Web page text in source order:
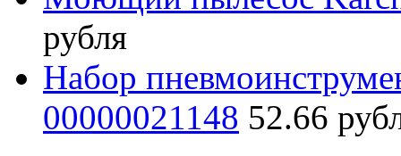
рубля
Набор
00000021148 52.66